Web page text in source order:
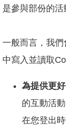
是參與部份的活
一般而言，我
中寫入並讀取
為提供更
的互動活
在您登出時